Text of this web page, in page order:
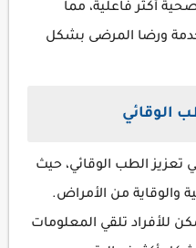
أكثر فاعلية، مما
ورضا المرضى بشكل
الوقائي
تعزيز الطب الوقائي، حيث
من الأمراض.
للأفراد تلقي المعلومات